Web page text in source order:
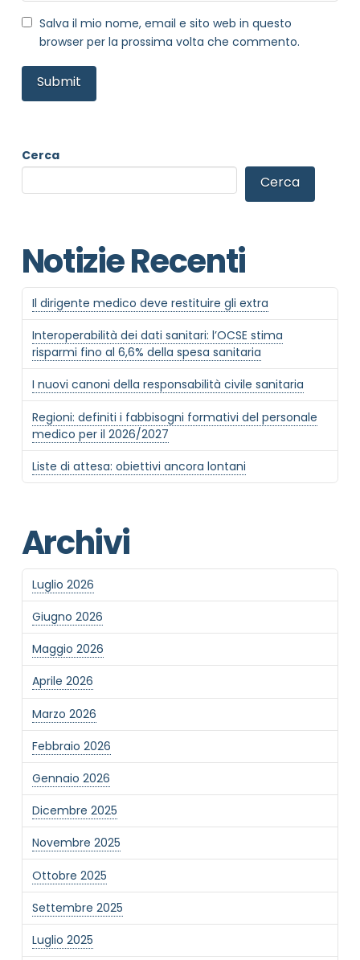
Salva il mio nome, email e sito web in questo
browser per la prossima volta che commento.
Cerca
Cerca
Notizie Recenti
Il dirigente medico deve restituire gli extra
Interoperabilità dei dati sanitari: l’OCSE stima
risparmi fino al 6,6% della spesa sanitaria
I nuovi canoni della responsabilità civile sanitaria
Regioni: definiti i fabbisogni formativi del personale
medico per il 2026/2027
Liste di attesa: obiettivi ancora lontani
Archivi
Luglio 2026
Giugno 2026
Maggio 2026
Aprile 2026
Marzo 2026
Febbraio 2026
Gennaio 2026
Dicembre 2025
Novembre 2025
Ottobre 2025
Settembre 2025
Luglio 2025